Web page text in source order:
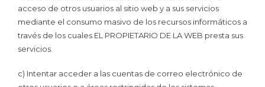
acceso de otros usuarios al sitio web y a sus servicios
mediante el consumo masivo de los recursos informáticos a
través de los cuales EL PROPIETARIO DE LA WEB presta sus
servicios.
c) Intentar acceder a las cuentas de correo electrónico de